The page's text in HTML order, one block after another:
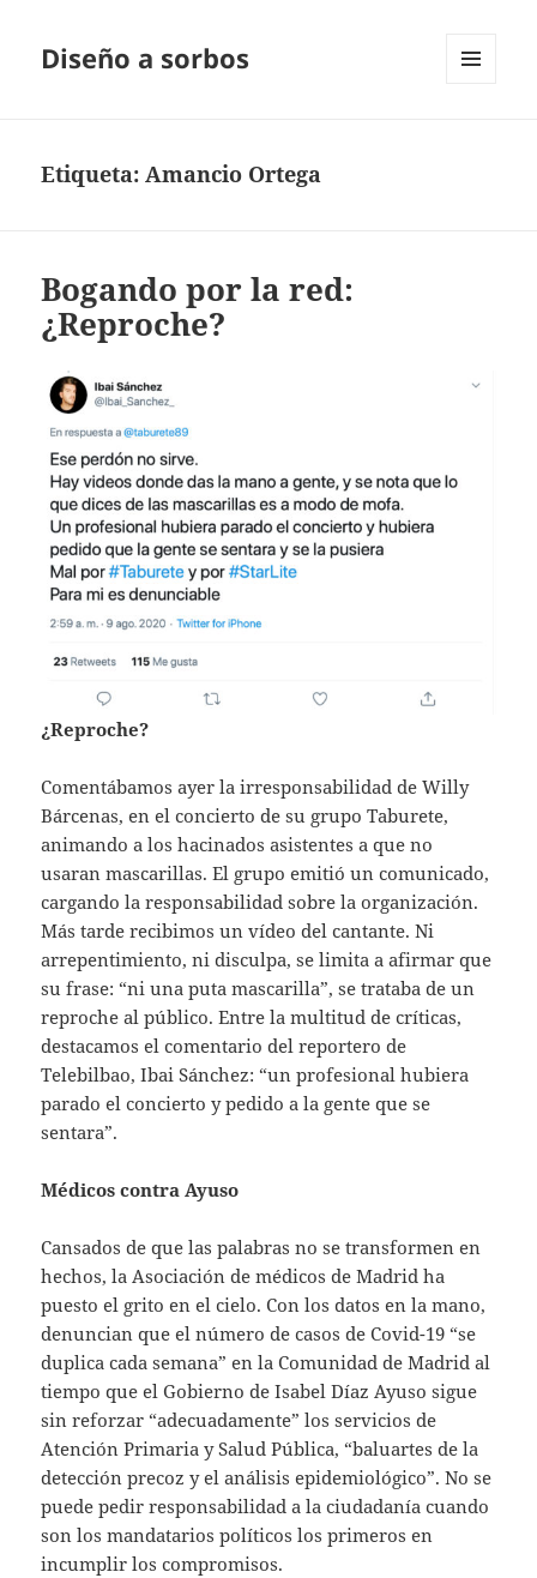
Diseño a sorbos
Etiqueta:Amancio Ortega
Bogando por la red:
¿Reproche?
¿Reproche?
Comentábamos ayer la irresponsabilidad de Willy
Bárcenas, en el concierto de su grupo Taburete,
animando a los hacinados asistentes a que no
usaran mascarillas. El grupo emitió un comunicado,
cargando la responsabilidad sobre la organización.
Más tarde recibimos un vídeo del cantante. Ni
arrepentimiento, ni disculpa, se limita a afirmar que
su frase: “ni una puta mascarilla”, se trataba de un
reproche al público. Entre la multitud de críticas,
destacamos el comentario del reportero de
Telebilbao, Ibai Sánchez: “un profesional hubiera
parado el concierto y pedido a la gente que se
sentara”.
Médicos contra Ayuso
Cansados de que las palabras no se transformen en
hechos, la Asociación de médicos de Madrid ha
puesto el grito en el cielo. Con los datos en la mano,
denuncian que el número de casos de Covid-19 “se
duplica cada semana” en la Comunidad de Madrid al
tiempo que el Gobierno de Isabel Díaz Ayuso sigue
sin reforzar “adecuadamente” los servicios de
Atención Primaria y Salud Pública, “baluartes de la
detección precoz y el análisis epidemiológico”. No se
puede pedir responsabilidad a la ciudadanía cuando
son los mandatarios políticos los primeros en
incumplir los compromisos.